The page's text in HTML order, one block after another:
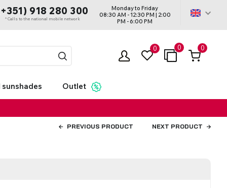
918 280 300
* Calls to the national mobile network
Monday to Friday
08:30 AM - 12:30 PM | 2:00
PM - 6:00 PM
0 0 0
Outlet
PREVIOUS PRODUCT NEXT PRODUCT